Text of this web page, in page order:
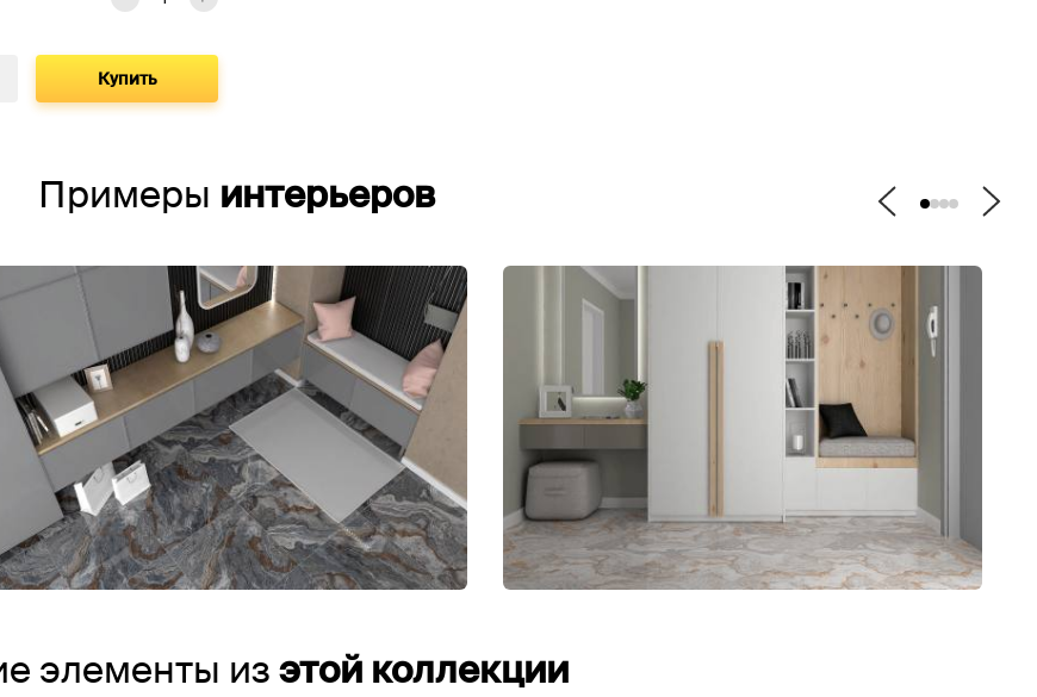
Примеры интерьеров
Купить
элементы изэтой коллекции